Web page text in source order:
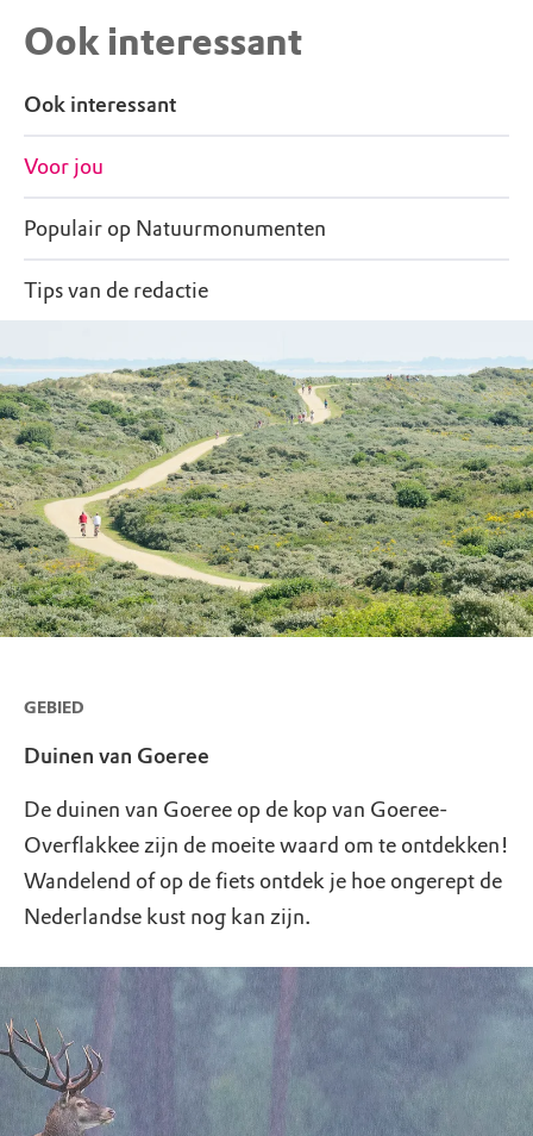
Ook interessant
Ook interessant
Voor jou
Populair op Natuurmonumenten
Tips van de redactie
GEBIED
Duinen van Goeree
De duinen van Goeree op de kop van Goeree-
Overflakkee zijn de moeite waard om te ontdekken!
Wandelend of op de fiets ontdek je hoe ongerept de
Nederlandse kust nog kan zijn.